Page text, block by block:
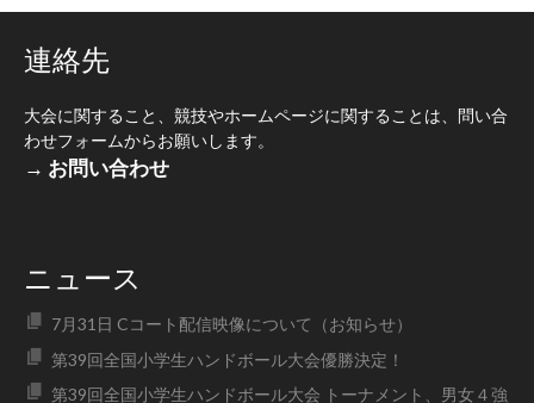
連絡先
大会に関すること、競技やホームページに関することは、問い合
わせフォームからお願いします。
→ お問い合わせ
ニュース
7月31日 Cコート配信映像について（お知らせ）
第39回全国小学生ハンドボール大会優勝決定！
第39回全国小学生ハンドボール大会 トーナメント、男女４強